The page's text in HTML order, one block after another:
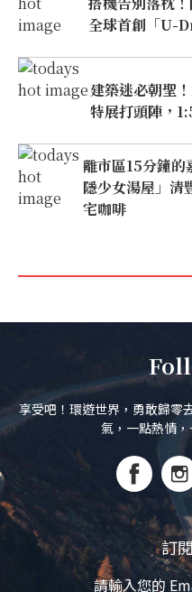
全球首創「U-
建築迷必朝聖
特展打頭陣，
離市區15分鐘的
隱少女湯屋」清
宅咖啡
享受吧！環遊世界，勇敢歸零
氣，一點熱情
訂